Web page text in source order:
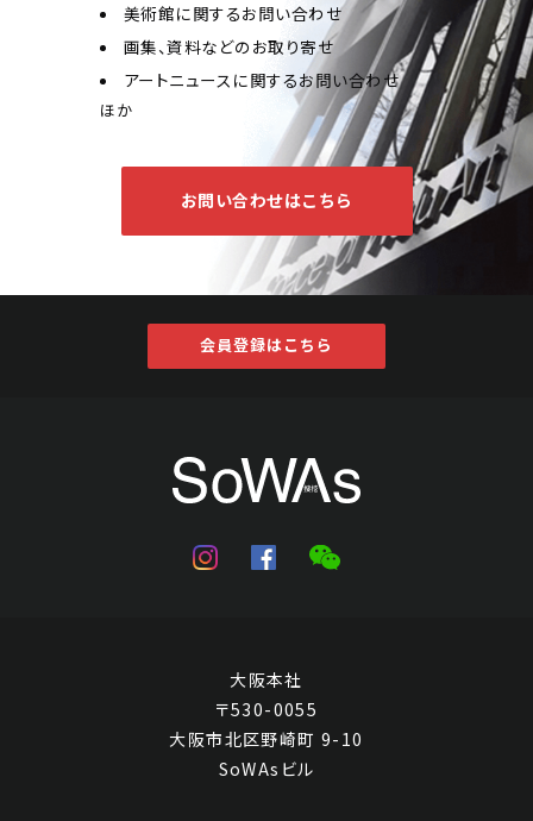
美術館に関するお問い合わせ
画集、資料などのお取り寄せ
アートニュースに関するお問い合わせ
ほか
お問い合わせはこちら
会員登録はこちら
大阪本社
〒530-0055
大阪市北区野崎町 9-10
SoWAsビル